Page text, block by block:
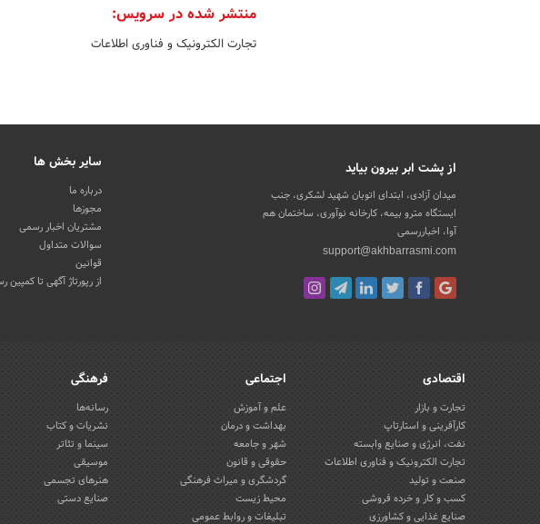
منتشر شده در سرویس:
تجارت الکترونیک و فناوری اطلاعات
از پشت ابر بیرون بیاید
میدان آزادی، ابتدای اتوبان شهید لشکری، جنب
ایستگاه مترو بیمه، کارخانه نوآوری، ساختمان هم
آوا، اخباررسمی
support@akhbarrasmi.com
سایر بخش ها
درباره ما
مجوزها
مشتریان اخبار رسمی
سوالات متداول
قوانین
از رپورتاژ آگهی تا کمپین
اقتصادی
تجارت و بازار
کارآفرینی و استارتاپ
نفت، انرژی و صنایع وابسته
تجارت الکترونیک و فناوری اطلاعات
صنعت و تولید
کسب و کار و خرده فروشی
صنایع غذایی و کشاورزی
اجتماعی
علم و آموزش
بهداشت و درمان
شهر و جامعه
حقوقی و قانون
گردشگری و میراث فرهنگی
محیط زیست
تبلیغات و روابط عمومی
فرهنگی
رسانه‌ها
نشریات و کتاب
سینما و تئاتر
موسیقی
هنرهای تجسمی
صنایع دستی